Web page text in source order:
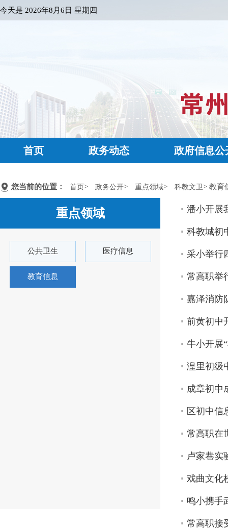
今天是 2026年8月6日 星期四
首页 政务动态 政府信息公
您当前的位置： 首页> 政务公开> 重点领域> 科教文卫> 教育
重点领域
公共卫生 医疗信息
教育信息
潘小开展
科教城初
采小举行
常高职举
嘉泽消防
前黄初中
牛小开展
湟里初级
成章初中
区初中信
常高职在
卢家巷实
戏曲文化
鸣小携手
常高职接